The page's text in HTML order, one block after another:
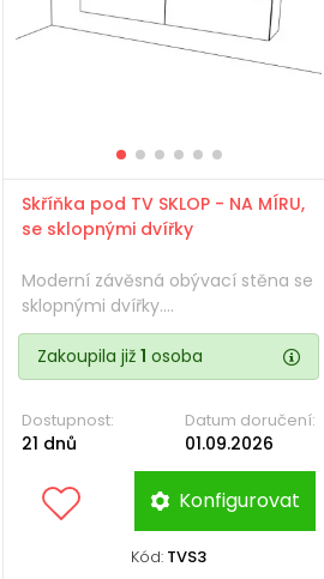
Skříňka pod TV SKLOP - NA MÍRU,
se sklopnými dvířky
Moderní závěsná obývací stěna se
sklopnými dvířky....
Zakoupila již1 osoba
Dostupnost:
21 dnů
Datum doručení:
01.09.2026
Konfigurovat
Kód: TVS3